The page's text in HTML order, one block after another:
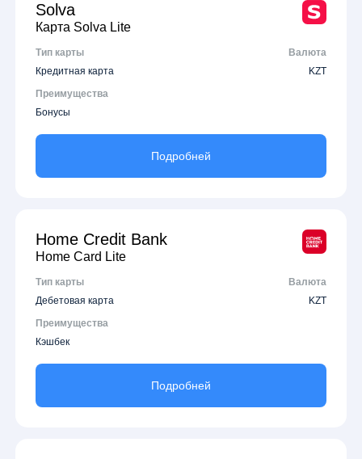
Solva
Карта Solva Lite
Тип карты
Валюта
Кредитная карта
KZT
Преимущества
Бонусы
Подробней
Home Credit Bank
Home Card Lite
Тип карты
Валюта
Дебетовая карта
KZT
Преимущества
Кэшбек
Подробней